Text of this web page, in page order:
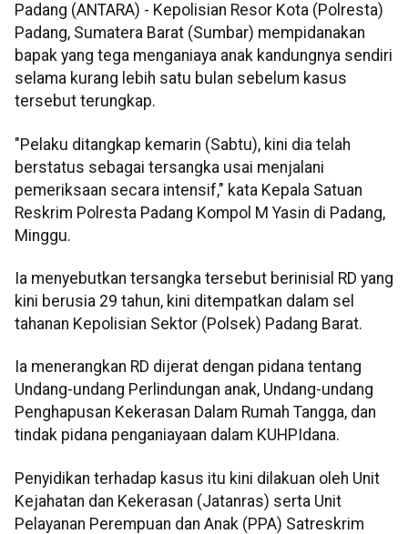
Padang (ANTARA) - Kepolisian Resor Kota (Polresta)
Padang, Sumatera Barat (Sumbar) mempidanakan
bapak yang tega menganiaya anak kandungnya sendiri
selama kurang lebih satu bulan sebelum kasus
tersebut terungkap.
"Pelaku ditangkap kemarin (Sabtu), kini dia telah
berstatus sebagai tersangka usai menjalani
pemeriksaan secara intensif," kata Kepala Satuan
Reskrim Polresta Padang Kompol M Yasin di Padang,
Minggu.
Ia menyebutkan tersangka tersebut berinisial RD yang
kini berusia 29 tahun, kini ditempatkan dalam sel
tahanan Kepolisian Sektor (Polsek) Padang Barat.
Ia menerangkan RD dijerat dengan pidana tentang
Undang-undang Perlindungan anak, Undang-undang
Penghapusan Kekerasan Dalam Rumah Tangga, dan
tindak pidana penganiayaan dalam KUHPIdana.
Penyidikan terhadap kasus itu kini dilakuan oleh Unit
Kejahatan dan Kekerasan (Jatanras) serta Unit
Pelayanan Perempuan dan Anak (PPA) Satreskrim